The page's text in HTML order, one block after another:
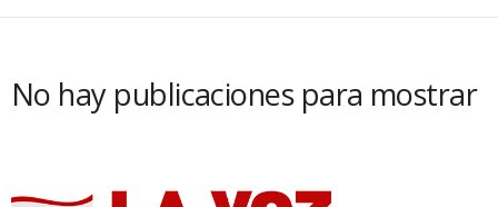
No hay publicaciones para mostrar